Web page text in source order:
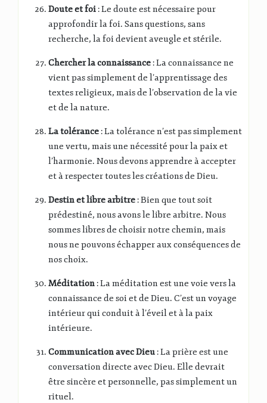
Doute et foi : Le doute est nécessaire pour
approfondir la foi. Sans questions, sans
recherche, la foi devient aveugle et stérile.
Chercher la connaissance : La connaissance ne
vient pas simplement de l’apprentissage des
textes religieux, mais de l’observation de la vie
et de la nature.
La tolérance : La tolérance n’est pas simplement
une vertu, mais une nécessité pour la paix et
l’harmonie. Nous devons apprendre à accepter
et à respecter toutes les créations de Dieu.
Destin et libre arbitre : Bien que tout soit
prédestiné, nous avons le libre arbitre. Nous
sommes libres de choisir notre chemin, mais
nous ne pouvons échapper aux conséquences de
nos choix.
Méditation : La méditation est une voie vers la
connaissance de soi et de Dieu. C’est un voyage
intérieur qui conduit à l’éveil et à la paix
intérieure.
Communication avec Dieu : La prière est une
conversation directe avec Dieu. Elle devrait
être sincère et personnelle, pas simplement un
rituel.